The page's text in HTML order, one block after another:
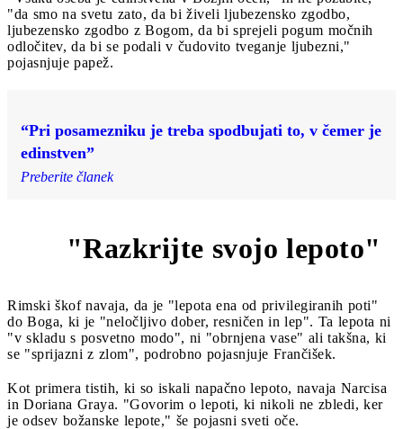
"da smo na svetu zato, da bi živeli ljubezensko zgodbo,
ljubezensko zgodbo z Bogom, da bi sprejeli pogum močnih
odločitev, da bi se podali v čudovito tveganje ljubezni,"
pojasnjuje papež.
“Pri posamezniku je treba spodbujati to, v čemer je
edinstven”
Preberite članek
"Razkrijte svojo lepoto"
Rimski škof navaja, da je "lepota ena od privilegiranih poti"
do Boga, ki je "neločljivo dober, resničen in lep". Ta lepota ni
"v skladu s posvetno modo", ni "obrnjena vase" ali takšna, ki
se "sprijazni z zlom", podrobno pojasnjuje Frančišek.
Kot primera tistih, ki so iskali napačno lepoto, navaja Narcisa
in Doriana Graya. "Govorim o lepoti, ki nikoli ne zbledi, ker
je odsev božanske lepote," še pojasni sveti oče.